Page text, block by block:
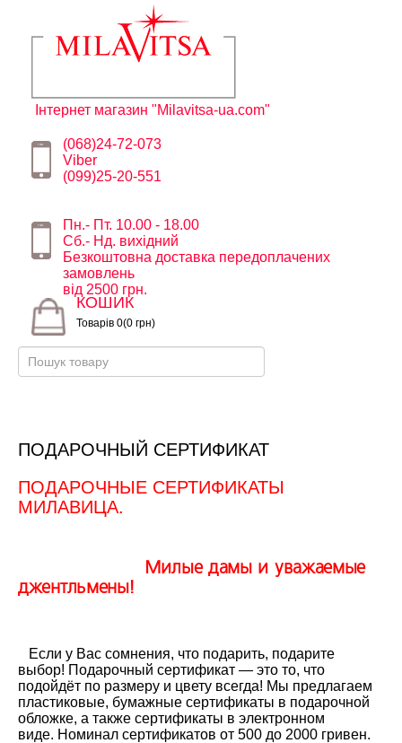
Інтернет магазин "Milavitsa-ua.com"
(068)24-72-073
Viber
(099)25-20-551
Пн.- Пт. 10.00 - 18.00
Сб.- Нд. вихідний
Безкоштовна доставка передоплачених
замовлень
від 2500 грн.
КОШИК
Товарів 0(0 грн)
ПОДАРОЧНЫЙ СЕРТИФИКАТ
ПОДАРОЧНЫЕ СЕРТИФИКАТЫ
МИЛАВИЦА.
Милые дамы и уважаемые
джентльмены!
Если у Вас сомнения, что подарить, подарите
выбор! Подарочный сертификат — это то, что
подойдёт по размеру и цвету всегда! Мы предлагаем
пластиковые, бумажные сертификаты в подарочной
обложке, а также сертификаты в электронном
виде. Номинал сертификатов от 500 до 2000 гривен.